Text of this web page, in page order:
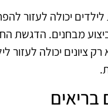
לילדים יכולה לעזור
מבחנים. הדגשת
ציונים יכולה לעזור
בריאים